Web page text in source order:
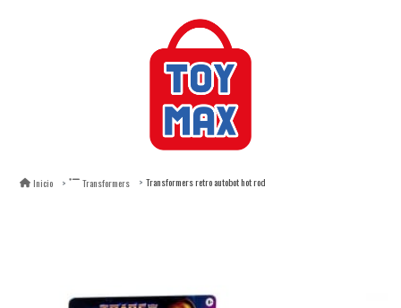
Inicio Transformers Transformers retro autobot hot rod